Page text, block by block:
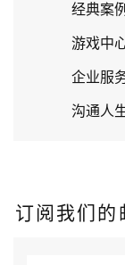
经典案例
游戏中
企业服
沟通人
订阅我们的